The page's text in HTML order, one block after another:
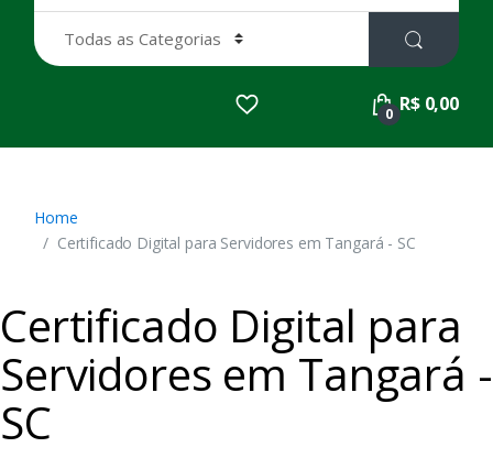
a
r
:
0 R$ 0,00
Home
Certificado Digital para Servidores em Tangará - SC
Certificado Digital para
Servidores em Tangará -
SC